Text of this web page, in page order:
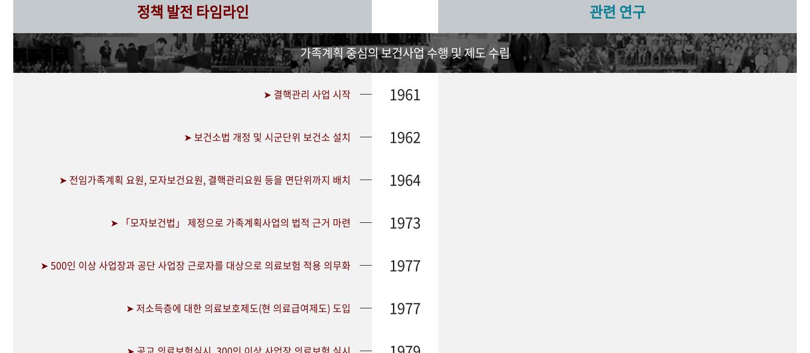
정책 발전 타임라인 관련 연구
가족계획 중심의 보건사업 수행 및 제도 수립
➤ 결핵관리 사업 시작 1961
➤ 보건소법 개정 및 시군단위 보건소 설치 1962
➤ 전임가족계획 요원, 모자보건요원, 결핵관리요원 등을 면단위까지 배치 1964
➤ 「모자보건법」 제정으로 가족계획사업의 법적 근거 마련 1973
➤ 500인 이상 사업장과 공단 사업장 근로자를 대상으로 의료보험 적용 의무화 1977
➤ 저소득층에 대한 의료보호제도(현 의료급여제도) 도입 1977